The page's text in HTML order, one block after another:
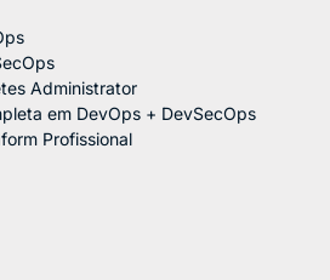
Administrator
em DevOps + DevSecOps
Profissional